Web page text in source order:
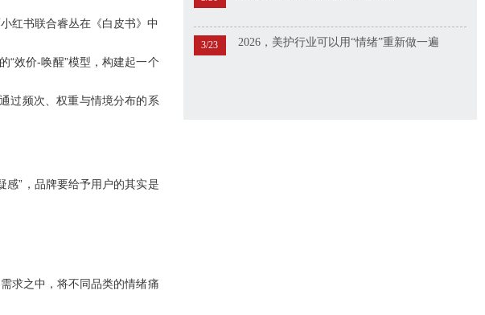
红书联合睿丛在《白皮书》中
“效价-唤醒”模型，构建起一个
过频次、权重与情境分布的系
感” ，品牌要给予用户的其实是
求之中，将不同品类的情绪痛
3/23 2026，美护行业可以用“情绪”重新做一遍